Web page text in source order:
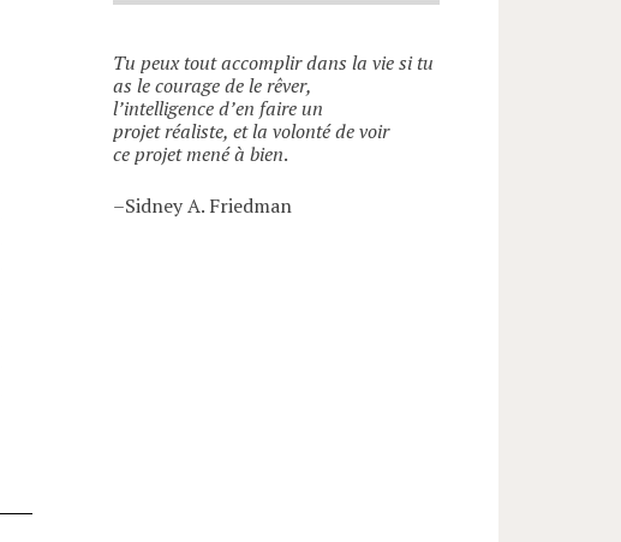
Tu peux tout accomplir dans la vie si tu
as le courage de le rêver,
l’intelligence d’en faire un
projet réaliste, et la volonté de voir
ce projet mené à bien.
–Sidney A. Friedman